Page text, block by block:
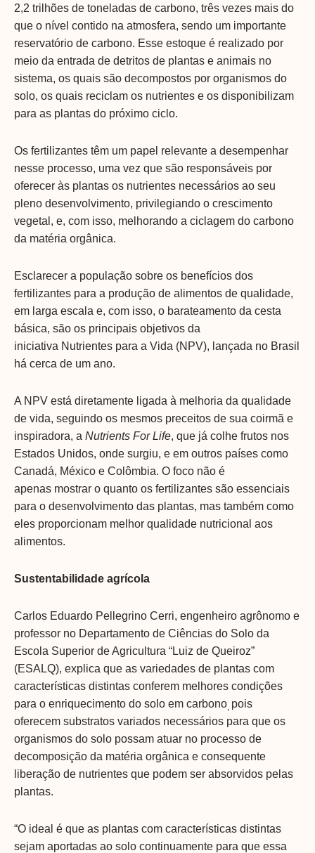
2,2 trilhões de toneladas de carbono, três vezes mais do
que o nível contido na atmosfera, sendo um importante
reservatório de carbono. Esse estoque é realizado por
meio da entrada de detritos de plantas e animais no
sistema, os quais são decompostos por organismos do
solo, os quais reciclam os nutrientes e os disponibilizam
para as plantas do próximo ciclo.
Os fertilizantes têm um papel relevante a desempenhar
nesse processo, uma vez que são responsáveis por
oferecer às plantas os nutrientes necessários ao seu
pleno desenvolvimento, privilegiando o crescimento
vegetal, e, com isso, melhorando a ciclagem do carbono
da matéria orgânica.
Esclarecer a população sobre os benefícios dos
fertilizantes para a produção de alimentos de qualidade,
em larga escala e, com isso, o barateamento da cesta
básica, são os principais objetivos da
iniciativa Nutrientes para a Vida (NPV), lançada no Brasil
há cerca de um ano.
A NPV está diretamente ligada à melhoria da qualidade
de vida, seguindo os mesmos preceitos de sua coirmã e
inspiradora, a Nutrients For Life, que já colhe frutos nos
Estados Unidos, onde surgiu, e em outros países como
Canadá, México e Colômbia. O foco não é
apenas mostrar o quanto os fertilizantes são essenciais
para o desenvolvimento das plantas, mas também como
eles proporcionam melhor qualidade nutricional aos
alimentos.
Sustentabilidade agrícola
Carlos Eduardo Pellegrino Cerri, engenheiro agrônomo e
professor no Departamento de Ciências do Solo da
Escola Superior de Agricultura “Luiz de Queiroz”
(ESALQ), explica que as variedades de plantas com
características distintas conferem melhores condições
para o enriquecimento do solo em carbono pois
oferecem substratos variados necessários para que os
organismos do solo possam atuar no processo de
decomposição da matéria orgânica e consequente
liberação de nutrientes que podem ser absorvidos pelas
plantas.
“O ideal é que as plantas com características distintas
sejam aportadas ao solo continuamente para que essa